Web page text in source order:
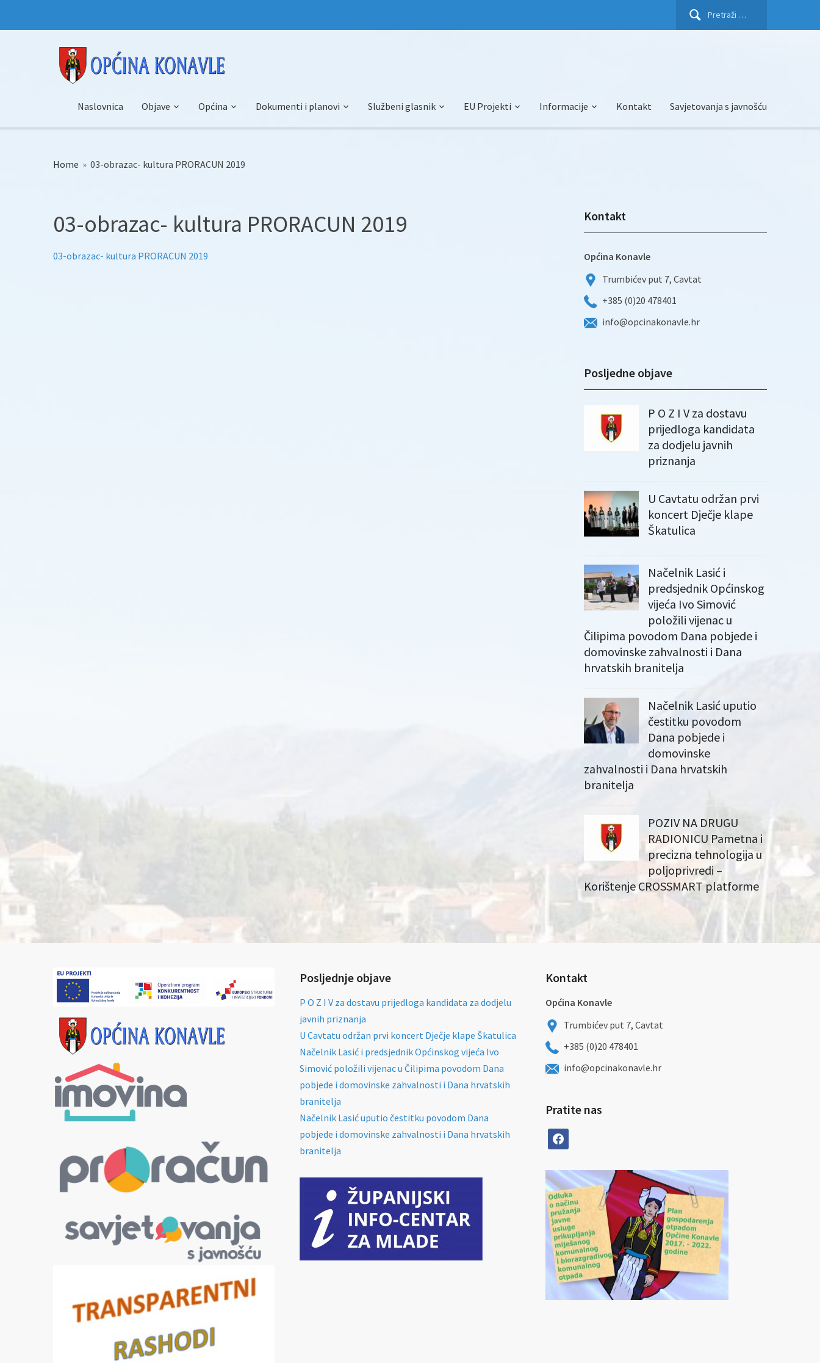
Pretraži:
Naslovnica Objave Općina Dokumenti i planovi Službeni glasnik EU Projekti Informacije Kontakt Savjetovanja s javnošću
Home » 03-obrazac- kultura PRORACUN 2019
03-obrazac- kultura PRORACUN 2019
03-obrazac- kultura PRORACUN 2019
Kontakt
Općina Konavle
Trumbićev put 7, Cavtat
+385 (0)20 478401
info@opcinakonavle.hr
Posljedne objave
P O Z I V za dostavu
prijedloga kandidata
za dodjelu javnih
priznanja
U Cavtatu održan prvi
koncert Dječje klape
Škatulica
Načelnik Lasić i
predsjednik Općinskog
vijeća Ivo Simović
položili vijenac u
Čilipima povodom Dana pobjede i
domovinske zahvalnosti i Dana
hrvatskih branitelja
Načelnik Lasić uputio
čestitku povodom
Dana pobjede i
domovinske
zahvalnosti i Dana hrvatskih
branitelja
POZIV NA DRUGU
RADIONICU Pametna i
precizna tehnologija u
poljoprivredi –
Korištenje CROSSMART platforme
Posljednje objave
P O Z I V za dostavu prijedloga kandidata za dodjelu
javnih priznanja
U Cavtatu održan prvi koncert Dječje klape Škatulica
Načelnik Lasić i predsjednik Općinskog vijeća Ivo
Simović položili vijenac u Čilipima povodom Dana
pobjede i domovinske zahvalnosti i Dana hrvatskih
branitelja
Načelnik Lasić uputio čestitku povodom Dana
pobjede i domovinske zahvalnosti i Dana hrvatskih
branitelja
Kontakt
Općina Konavle
Trumbićev put 7, Cavtat
+385 (0)20 478401
info@opcinakonavle.hr
Pratite nas
facebook